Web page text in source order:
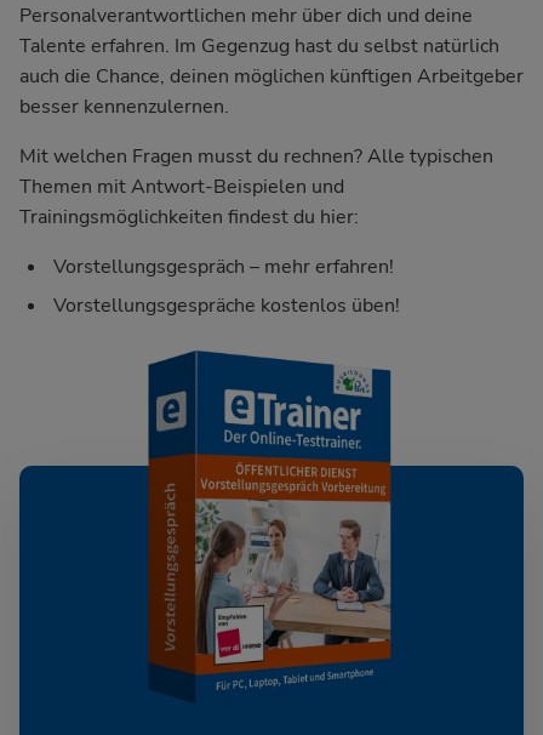
Personalverantwortlichen mehr über dich und deine
Talente erfahren. Im Gegenzug hast du selbst natürlich
auch die Chance, deinen möglichen künftigen Arbeitgeber
besser kennenzulernen.
Mit welchen Fragen musst du rechnen? Alle typischen
Themen mit Antwort-Beispielen und
Trainingsmöglichkeiten findest du hier:
Vorstellungsgespräch – mehr erfahren!
Vorstellungsgespräche kostenlos üben!